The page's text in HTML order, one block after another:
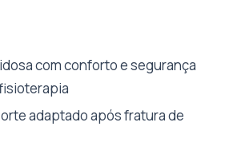
com conforto e segurança
adaptado após fratura de